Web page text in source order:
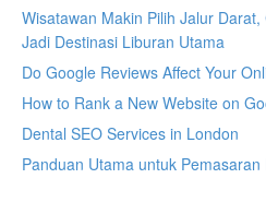
Wisatawan Makin Pilih Jalur
Jadi Destinasi Liburan Utama
Do Google Reviews Affect Your
How to Rank a New Website on
Dental SEO Services in London
Panduan Utama untuk Pemasaran